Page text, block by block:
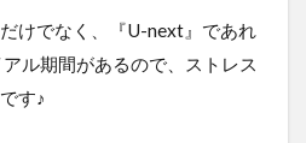
けでなく、『U-next』であれ
ル期間があるので、ストレス
す♪